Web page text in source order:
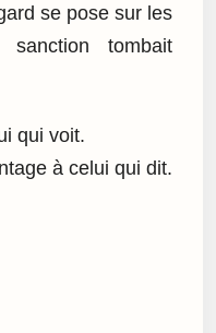
se pose sur les
tombait
qui voit.
à celui qui dit.